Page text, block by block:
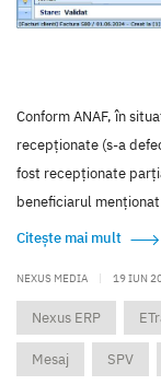
Conform ANAF, în
recepţionate (s-a
fost recepţionate
beneficiarul
Citește mai mult
NEXUS MEDIA | 19 IUN
Nexus ERP
Mesaj SPV